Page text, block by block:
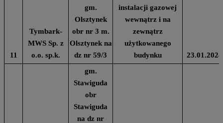
11
Tymbark-
MWS Sp. z
o.o. sp.k.
gm.
Olsztynek
obr nr 3 m.
Olsztynek na
dz nr 59/3
instalacji gazowej
wewnątrz i na
zewnątrz
użytkowanego
budynku
23.01.2024
gm.
Stawiguda
obr
Stawiguda
na dz nr